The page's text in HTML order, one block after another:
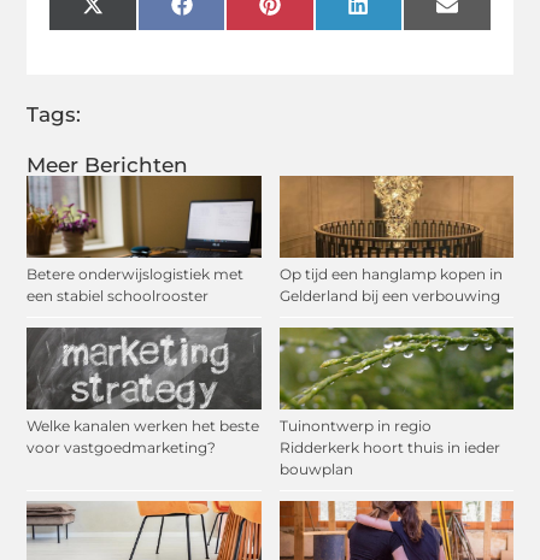
Meer Berichten
Betere onderwijslogistiek met
een stabiel schoolrooster
Op tijd een hanglamp kopen in
Gelderland bij een verbouwing
Welke kanalen werken het beste
voor vastgoedmarketing?
Tuinontwerp in regio
Ridderkerk hoort thuis in ieder
bouwplan
X
(Twitter)
FacebookPinterestLinkedInEmail
Tags: